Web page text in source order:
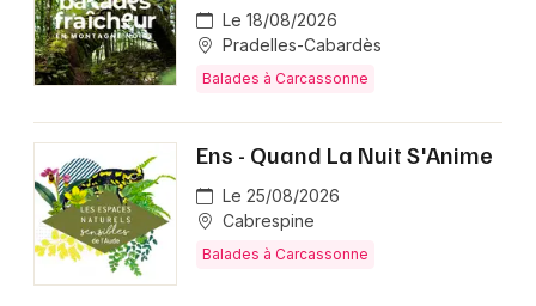
Balades en Occitanie
Newsletter des sorties
Artistes en tournée
Le 18/08/2026
Pradelles-Cabardès
Balades à Carcassonne
Ens - Quand La Nuit S'Anime
Le 25/08/2026
Cabrespine
Balades à Carcassonne